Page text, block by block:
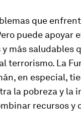
que
puede apoyar
más saludables
terrorismo. La
en especial,
la pobreza y la
recursos y